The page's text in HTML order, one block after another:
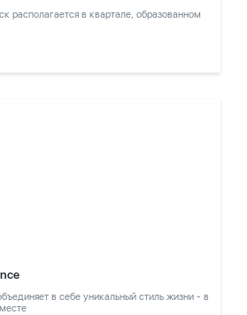
располагается в квартале, образованном
в себе уникальный стиль жизни - в